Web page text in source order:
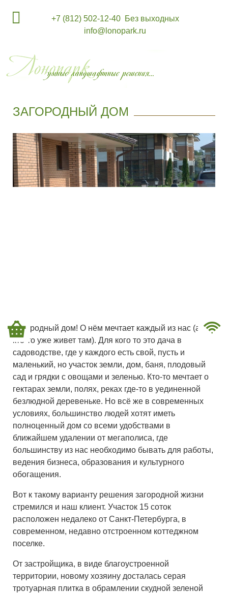
+7 (812) 502-12-40
Без выходных
info@lonopark.ru
ЗАГОРОДНЫЙ ДОМ
Загородный дом! О нём мечтает каждый из нас (а
кто-то уже живет там). Для кого то это дача в
садоводстве, где у каждого есть свой, пусть и
маленький, но участок земли, дом, баня, плодовый
сад и грядки с овощами и зеленью. Кто-то мечтает о
гектарах земли, полях, реках где-то в уединенной
безлюдной деревеньке. Но всё же в современных
условиях, большинство людей хотят иметь
полноценный дом со всеми удобствами в
ближайшем удалении от мегаполиса, где
большинству из нас необходимо бывать для работы,
ведения бизнеса, образования и культурного
обогащения.
Вот к такому варианту решения загородной жизни
стремился и наш клиент. Участок 15 соток
расположен недалеко от Санкт-Петербурга, в
современном, недавно отстроенном коттеджном
поселке.
От застройщика, в виде благоустроенной
территории, новому хозяину досталась серая
тротуарная плитка в обрамлении скудной зеленой